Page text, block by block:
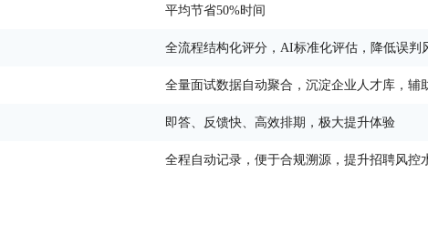
平均节省50%时间
全流程结构化评分，AI标准化评估，降低误判
全量面试数据自动聚合，沉淀企业人才库，辅
即答、反馈快、高效排期，极大提升体验
全程自动记录，便于合规溯源，提升招聘风控